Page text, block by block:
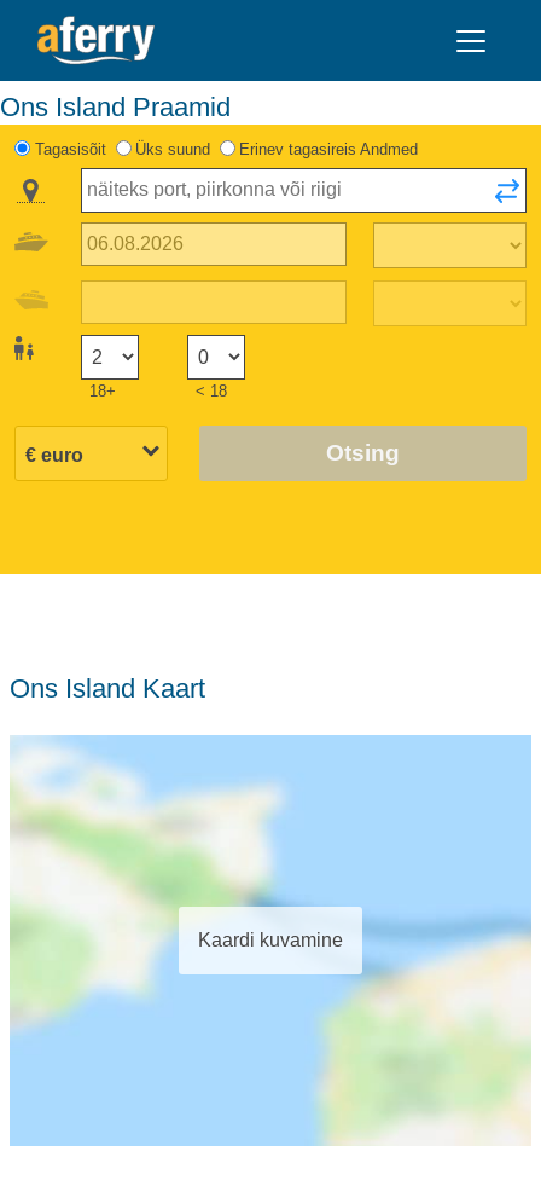
Ons Island Praamid
Tagasisõit Üks suund Erinev tagasireis Andmed
18+ < 18
Otsing
Ons Island Kaart
Kaardi kuvamine